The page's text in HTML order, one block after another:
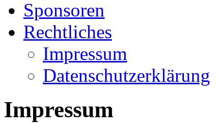
Sponsoren
Rechtliches
Impressum
Datenschutzerklärung
Impressum